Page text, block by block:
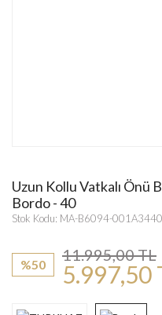
Uzun Kollu Vatkalı Önü
Bordo - 40
Stok Kodu: MA-B6094-001A3440
%50
11.995,00 TL
5.997,50